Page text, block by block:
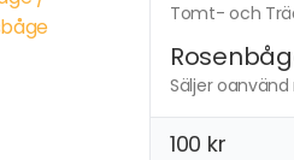
Tomt- och
Säljer
100 kr